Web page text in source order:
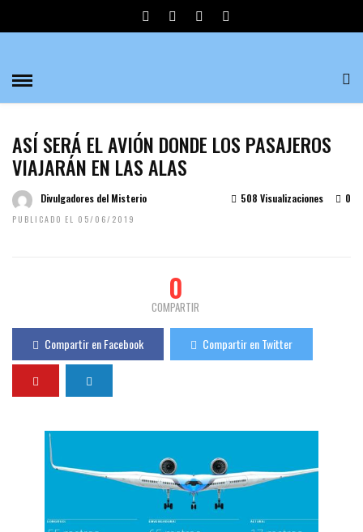
ASÍ SERÁ EL AVIÓN DONDE LOS PASAJEROS
VIAJARÁN EN LAS ALAS
Divulgadores del Misterio
PUBLICADO EL 05/06/2019
0
508 Visualizaciones
0
COMPARTIR
Compartir en Facebook Compartir en Twitter